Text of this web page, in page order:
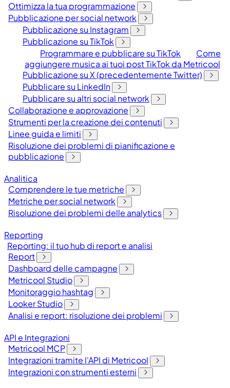
Ottimizza la tua programmazione
Pubblicazione per social network
Pubblicazione su Instagram
Pubblicazione su TikTok
Programmare e pubblicare su TikTok
Come
aggiungere musica ai tuoi post TikTok da Metricool
Pubblicazione su X (precedentemente Twitter)
Pubblicare su LinkedIn
Pubblicare su altri social network
Collaborazione e approvazione
Strumenti per la creazione dei contenuti
Linee guida e limiti
Risoluzione dei problemi di pianificazione e
pubblicazione
Analitica
Comprendere le tue metriche
Metriche per social network
Risoluzione dei problemi delle analytics
Reporting
Reporting: il tuo hub di report e analisi
Report
Dashboard delle campagne
Metricool Studio
Monitoraggio hashtag
Looker Studio
Analisi e report: risoluzione dei problemi
API e Integrazioni
Metricool MCP
Integrazioni tramite l'API di Metricool
Integrazioni con strumenti esterni